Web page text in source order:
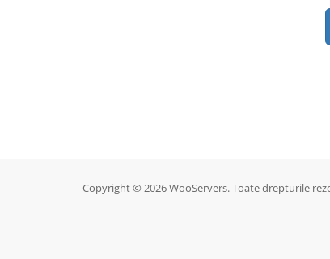
Copyright © 2026 WooServers. Toate drepturile